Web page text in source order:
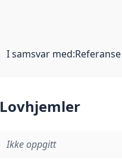
I samsvar med:
Lovhjemler
Ikke oppgitt